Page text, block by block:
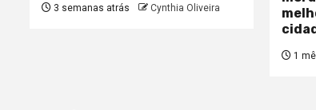
3 semanas atrás Cynthia Oliveira
1